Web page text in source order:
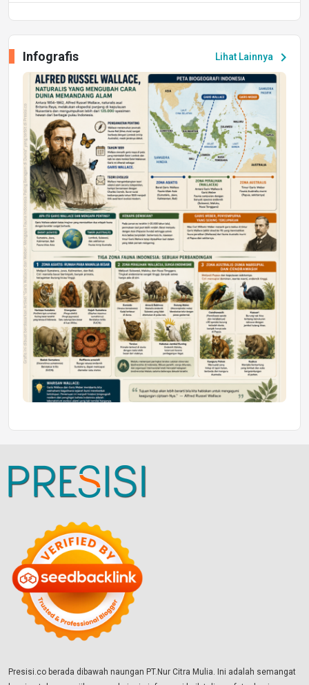
Peluang Kerja dan Magang
Jumat, 17 Jul 2026 22:30
DAERAH
Astra Motor Kalimantan Timur 2 Dukung
Mahasiswa Samarinda dalam Astra
Honda SDGs Future Leaders 2026
Jumat, 10 Jul 2026 19:01
Lihat Lainnya chevron_right
Infografis
Presisi.co berada dibawah naungan PT.Nur Citra Mulia. Ini adalah semangat